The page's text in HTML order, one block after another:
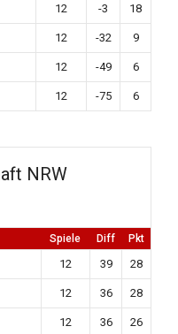
12 -3 18
12 -32 9
12 -49 6
12 -75 6
NRW
Spiele Diff Pkt
12 39 28
12 36 28
12 36 26